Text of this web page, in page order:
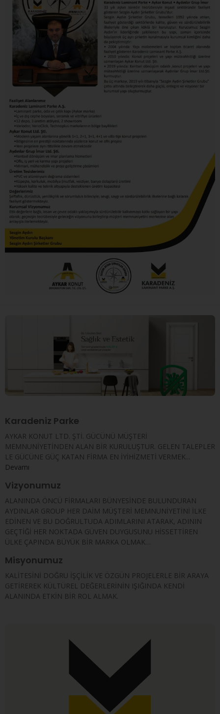
Karadeniz Parke
AYKAR KONUT LTD. ŞTİ. GÜCÜNÜ MÜŞTERİ
MEMNUNİYETİNDEN ALAN BİR KURULUŞTUR. GELEN TALEPLER
LE GÜCÜNE GÜÇ KATAN FİRMA EN İYİHİZMETİ VERMEK...
Devamı
Vizyonumuz
ALANINDA ÖNCÜ FİRMALARI BÜNYESİNDE BULUNDURAN
AYDINLAR GROUP HER DAİM MÜŞTERİ MEMNUNİYETİNİ İLKE
EDİNEN VE BU DOĞRULTUDA ADIMLARINI ATARAK, ADININ
GEÇTİĞİ HER NOKTADA GÜVEN DUYGUSUNU HİSSETTİREN
ÜLKE ÇAPINDA BÜYÜK BİR MARKA OLMAK…
Misyonumuz
KALİTESİNİ DOĞRU İŞÇİLİK VE ÖZGÜN PROJELERLE BİR ARAYA
GETİREREK KÜLTÜREL DEĞERLERİNİN IŞIĞINDA KENDİ
ALANINDA ETKİN BİR ROL ALMAK.